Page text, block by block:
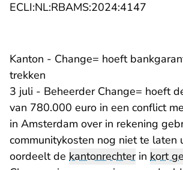
ECLI:NL:RBAMS:2024:4147
Kanton - Change= hoeft
trekken
3 juli - Beheerder Change= hoeft
van 780.000 euro in een conflict
in Amsterdam over in rekening
communitykosten nog niet te laten
oordeelt de kantonrechterin kort